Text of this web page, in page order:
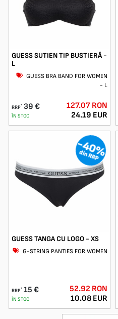
GUESS SUTIEN TIP BUSTIERĂ -
L
GUESS BRA BAND FOR WOMEN
- L
RRP* 39 €
ÎN STOC
127.07 RON
24.19 EUR
-40%
din RRP
GUESS TANGA CU LOGO - XS
G-STRING PANTIES FOR WOMEN
RRP* 15 €
ÎN STOC
52.92 RON
10.08 EUR